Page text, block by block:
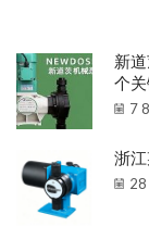
新
个
7
浙